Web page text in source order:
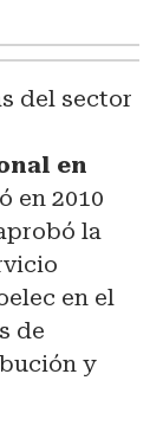
del sector
en
en 2010
la
en el
de
y